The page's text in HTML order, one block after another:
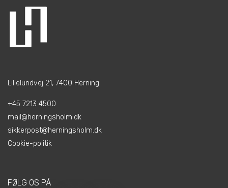
Lillelundvej 21, 7400 Herning
+45 7213 4500
mail@herningsholm.dk
sikkerpost@herningsholm.dk
Cookie-politik
FØLG OS PÅ